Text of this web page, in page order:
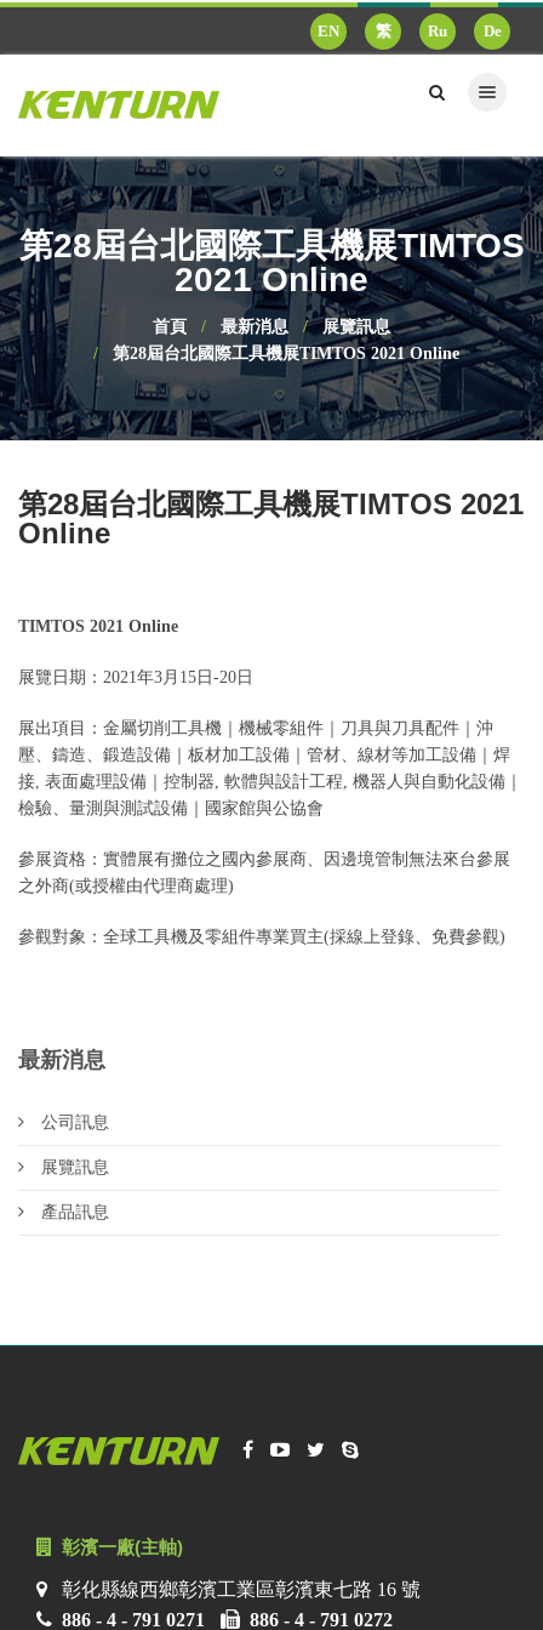
EN 繁 Ru De
第28屆台北國際工具機展TIMTOS
2021 Online
首頁 最新消息
展覽訊息
第28屆台北國際工具機展TIMTOS 2021 Online
第28屆台北國際工具機展TIMTOS 2021
Online
TIMTOS 2021 Online
展覽日期：2021年3月15日-20日
展出項目：金屬切削工具機｜機械零組件｜刀具與刀具配件｜沖
壓、鑄造、鍛造設備｜板材加工設備｜管材、線材等加工設備｜焊
接, 表面處理設備｜控制器, 軟體與設計工程, 機器人與自動化設備｜
檢驗、量測與測試設備｜國家館與公協會
參展資格：實體展有攤位之國內參展商、因邊境管制無法來台參展
之外商(或授權由代理商處理)
參觀對象：全球工具機及零組件專業買主(採線上登錄、免費參觀)
最新消息
公司訊息
展覽訊息
產品訊息
彰濱一廠(主軸)
彰化縣線西鄉彰濱工業區彰濱東七路 16 號
886 - 4 - 791 0271
886 - 4 - 791 0272